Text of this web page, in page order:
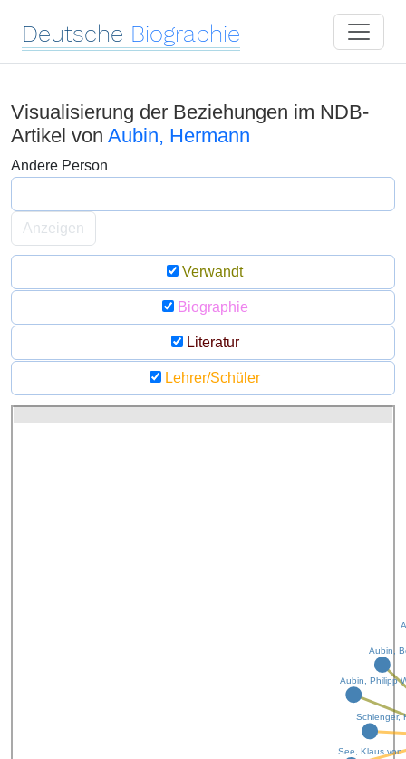
Deutsche Biographie
Visualisierung der Beziehungen im NDB-
Artikel von Aubin, Hermann
Andere Person
Anzeigen
Verwandt
Biographie
Literatur
Lehrer/Schüler
Aubin, Philipp
Aubin,
Schlenger,
See, Klaus von